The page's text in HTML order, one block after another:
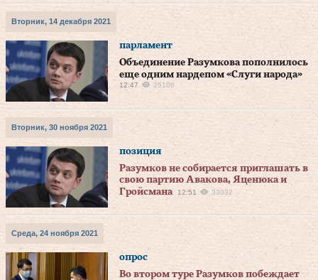
Вторник, 14 декабря 2021
парламент
Объединение Разумкова пополнилось
еще одним нардепом «Слуги народа»
12:47 25106
Вторник, 30 ноября 2021
позиция
Разумков не собирается приглашать в
свою партию Авакова, Яценюка и
Гройсмана
12:51 33032
Среда, 24 ноября 2021
опрос
Во втором туре Разумков побеждает